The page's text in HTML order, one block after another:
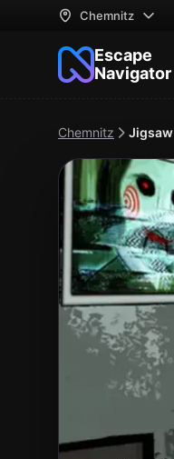
Chemnitz
Escape
Navigator
Chemnitz Jigsaw